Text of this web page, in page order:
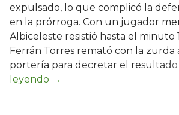
expulsado, lo que complicó la
en la prórroga. Con un jugador
Albiceleste resistió hasta el minuto
Ferrán Torres remató con la zurda
portería para decretar el resultado